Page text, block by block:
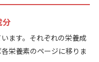
ます。それぞれの栄養成
栄養素のページに移りま